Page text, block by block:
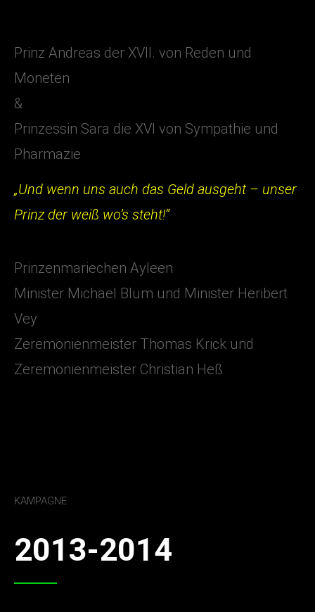
Prinz Andreas der XVII. von Reden und
Moneten
&
Prinzessin Sara die XVI von Sympathie und
Pharmazie
„Und wenn uns auch das Geld ausgeht – unser
Prinz der weiß wo’s steht!“
Prinzenmariechen Ayleen
Minister Michael Blum und Minister Heribert
Vey
Zeremonienmeister Thomas Krick und
Zeremonienmeister Christian Heß
KAMPAGNE
2013-2014